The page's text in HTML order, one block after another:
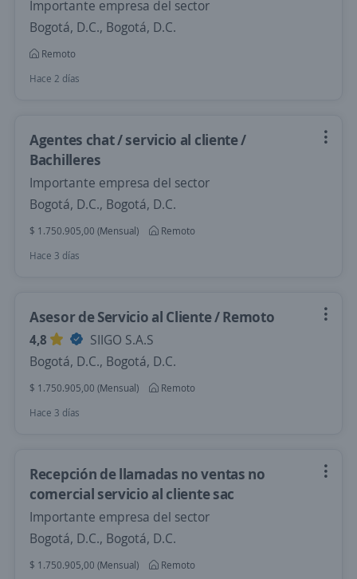
Importante empresa del sector
Bogotá, D.C., Bogotá, D.C.
Remoto
Hace 2 días
Agentes chat / servicio al cliente /
Bachilleres
Importante empresa del sector
Bogotá, D.C., Bogotá, D.C.
$ 1.750.905,00 (Mensual)
Remoto
Hace 3 días
Asesor de Servicio al Cliente / Remoto
4,8
SIIGO S.A.S
Bogotá, D.C., Bogotá, D.C.
$ 1.750.905,00 (Mensual)
Remoto
Hace 3 días
Recepción de llamadas no ventas no
comercial servicio al cliente sac
Importante empresa del sector
Bogotá, D.C., Bogotá, D.C.
$ 1.750.905,00 (Mensual)
Remoto